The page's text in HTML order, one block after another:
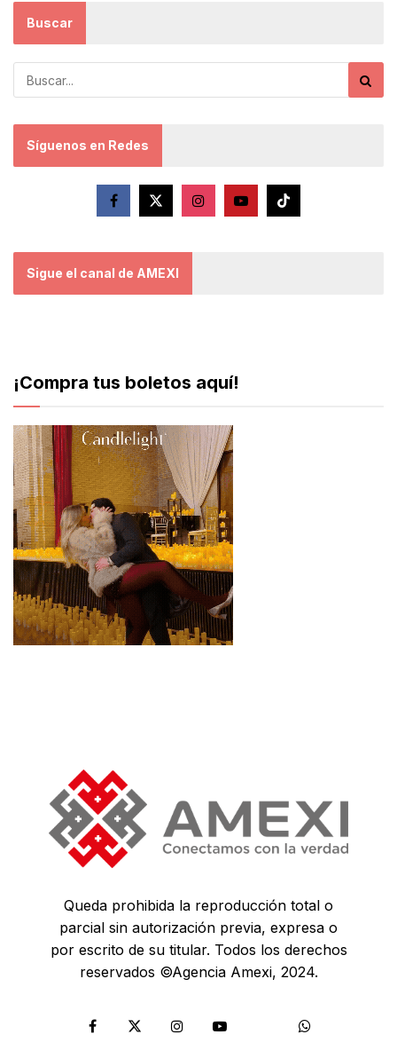
Buscar
Síguenos en Redes
Sigue el canal de AMEXI
¡Compra tus boletos aquí!
Queda prohibida la reproducción total o
parcial sin autorización previa, expresa o
por escrito de su titular. Todos los derechos
reservados ©Agencia Amexi, 2024.